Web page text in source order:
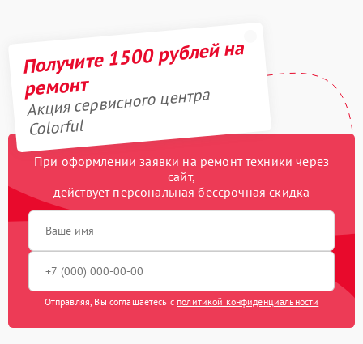
Получите 1500 рублей на
ремонт
Акция сервисного центра
Colorful
При оформлении заявки на ремонт техники через
сайт,
действует персональная бессрочная скидка
Отправляя, Вы соглашаетесь с политикой конфиденциальности